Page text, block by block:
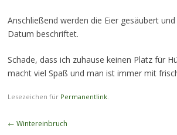
Anschließend werden die Eier gesäubert
Datum beschriftet.
Schade, dass ich zuhause keinen Platz für
macht viel Spaß und man ist immer mit
Lesezeichen für Permanentlink.
Beitragsnavigation
← Wintereinbruch